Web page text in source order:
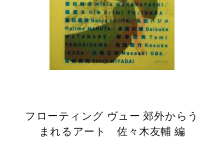
フローティング ヴュー 郊外からう
まれるアート 佐々木友輔 編